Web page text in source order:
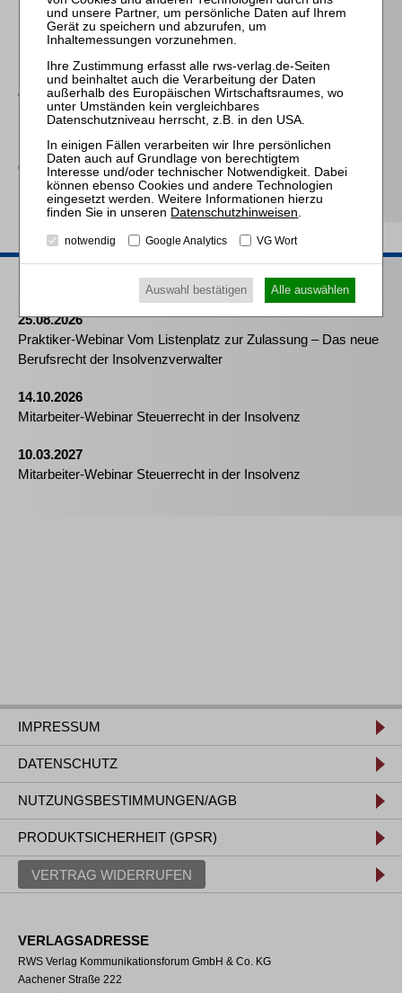
Schmitz-Justen
Die Haftung des
Kommanditisten in der
Insolvenz der
Gesellschaft
Fröhlich
Der selbstständig tätige
Globalzedent in der
Insolvenz
Passende Seminare
25.08.2026
Praktiker-Webinar Vom Listenplatz zur Zulassung – Das neue
Berufsrecht der Insolvenzverwalter
14.10.2026
Mitarbeiter-Webinar Steuerrecht in der Insolvenz
10.03.2027
Mitarbeiter-Webinar Steuerrecht in der Insolvenz
IMPRESSUM
DATENSCHUTZ
NUTZUNGSBESTIMMUNGEN/AGB
PRODUKTSICHERHEIT (GPSR)
VERTRAG WIDERRUFEN
VERLAGSADRESSE
RWS Verlag Kommunikationsforum GmbH & Co. KG
Aachener Straße 222
Datenschutzhinweisen.
notwendig Google Analytics VG Wort
Auswahl bestätigen Alle auswählen